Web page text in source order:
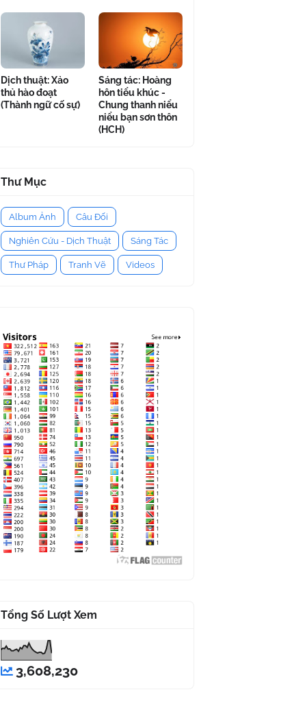
Dịch thuật: Xảo
thủ hào đoạt
(Thành ngữ cố sự)
Sáng tác: Hoàng
hôn tiểu khúc -
Chung thanh niểu
niểu bạn sơn thôn
(HCH)
Thư Mục
Album Ảnh Câu Đối
Nghiên Cứu - Dịch Thuật Sáng Tác
Thư Pháp Tranh Vẽ Videos
Tổng Số Lượt Xem
3,608,230